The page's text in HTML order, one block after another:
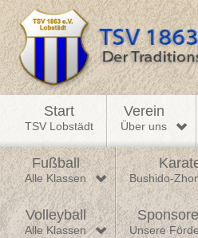
Start
TSV Lobstädt
Verein
Über uns
Fußball
Alle Klassen Bushido-
Volleyball
Alle Klassen Unsere